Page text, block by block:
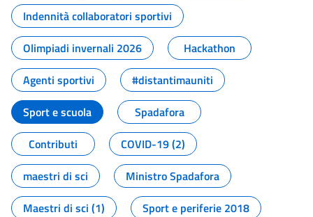
Indennità collaboratori sportivi
Olimpiadi invernali 2026
Hackathon
Agenti sportivi
#distantimauniti
Sport e scuola
Spadafora
Contributi
COVID-19 (2)
maestri di sci
Ministro Spadafora
Maestri di sci (1)
Sport e periferie 2018